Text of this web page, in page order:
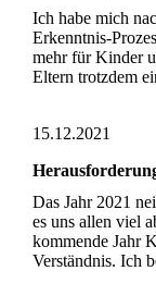
Ich habe mich
Erkenntnis-
mehr für Kinder
Eltern trotzdem
15.12.2021
Das Jahr 2021
es uns allen viel
kommende Jahr
Verständnis. Ich